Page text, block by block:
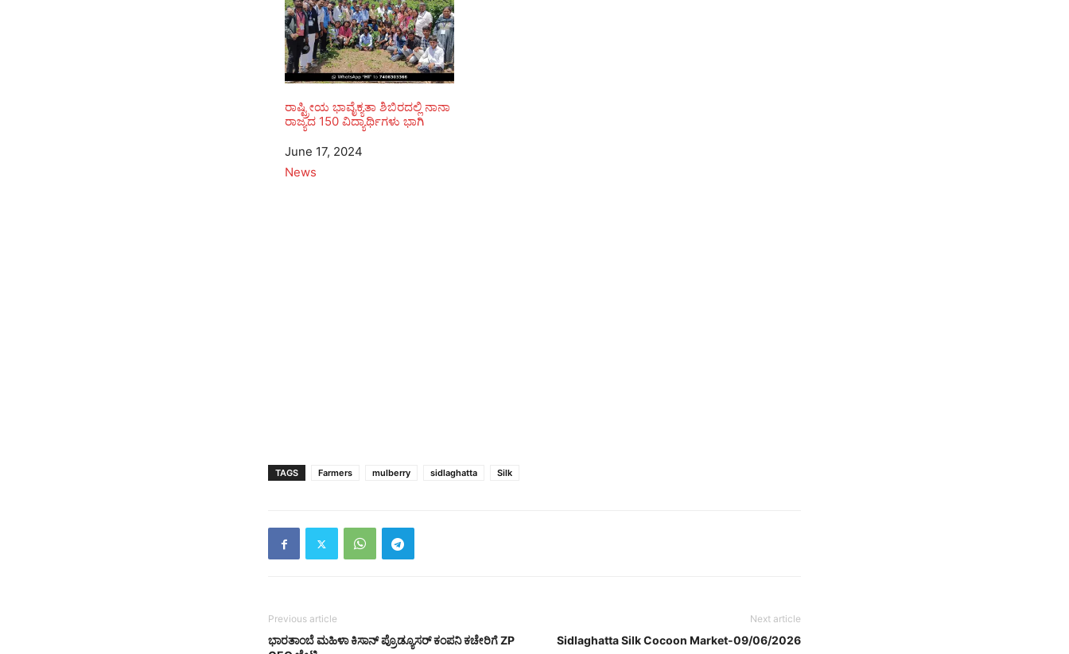
ರಾಷ್ಟ್ರೀಯ ಭಾವೈಕ್ಯತಾ ಶಿಬಿರದಲ್ಲಿ ನಾನಾ
ರಾಜ್ಯದ 150 ವಿದ್ಯಾರ್ಥಿಗಳು ಭಾಗಿ
Date
June 17, 2024
In relation to
News
TAGS Farmers mulberry sidlaghatta Silk
Previous article
ಭಾರತಾಂಬೆ ಮಹಿಳಾ ಕಿಸಾನ್ ಪ್ರೊಡ್ಯೂಸರ್ ಕಂಪನಿ ಕಚೇರಿಗೆ ZP
Next article
Sidlaghatta Silk Cocoon Market-09/06/2026